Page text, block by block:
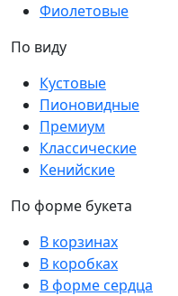
Фиолетовые
По виду
Кустовые
Пионовидные
Премиум
Классические
Кенийские
По форме букета
В корзинах
В коробках
В форме сердца